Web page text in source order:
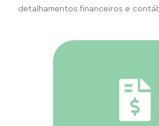
detalhamentos financeiros e